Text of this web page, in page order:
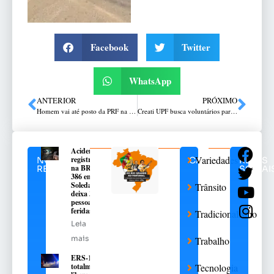
Facebook Twitter
WhatsApp
ANTERIOR
Homem vai até posto da PRF na Freeway para confessar feminicídio
PRÓXIMO
Creati UPF busca voluntários para produzir agasalhos de tricô
NOTÍCIAS
RELACIONADAS
Acidente
registrado
na BR-
386 em
Soledade
deixa 3
pessoas
feridas
Leia
mais
ERS-135 é
totalmente
CATEGORIAS
Variedades
Trânsito
Tradicionalismo
Trabalho
Tecnologia
REDES